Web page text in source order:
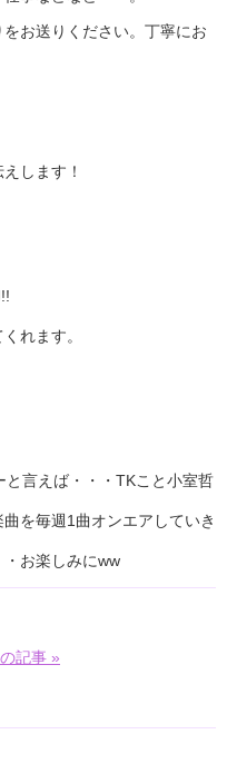
お送りください。丁寧にお
します！
れます。
言えば・・・TKこと小室哲
を毎週1曲オンエアしていき
お楽しみにww
記事 »